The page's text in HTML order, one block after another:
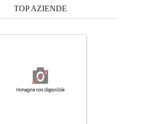
TOP AZIENDE